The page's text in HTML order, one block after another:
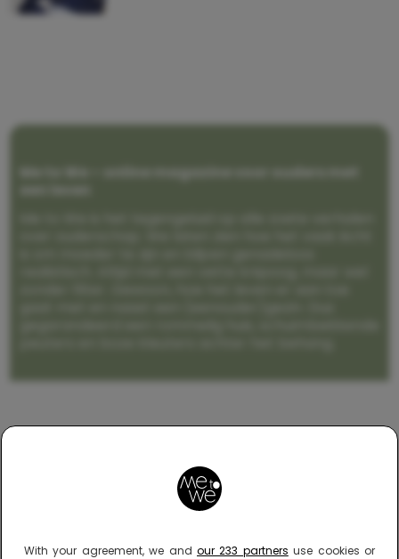
With your agreement, we and our 233 partners use cookies or
Me to We – online magazine voor ouders met